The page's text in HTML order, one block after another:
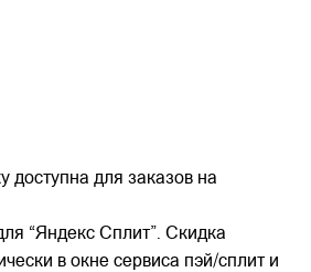
доступна для заказов на
“Яндекс Сплит”. Скидка
в окне сервиса пэй/сплит и